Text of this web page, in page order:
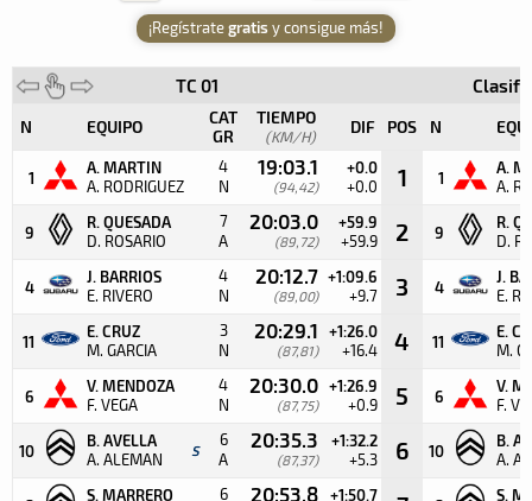
¡Regístrategratis y consigue más!
TC 01
N EQUIPO
CAT
GR
TIEMPO
(KM/H) DIF POS N
1
A. MARTIN
A. RODRIGUEZ
4
N
19:03.1
(94,42)
+0.0
+0.0 1 1
A.
A.
9
R. QUESADA
D. ROSARIO
7
A
20:03.0
(89,72)
+59.9
+59.9 2 9
R.
D.
4
J. BARRIOS
E. RIVERO
4
N
20:12.7
(89,00)
+1:09.6
+9.7 3 4
J.
E.
11
E. CRUZ
M. GARCIA
3
N
20:29.1
(87,81)
+1:26.0
+16.4 4 11
E.
M.
6
V. MENDOZA
F. VEGA
4
N
20:30.0
(87,75)
+1:26.9
+0.9 5 6
V.
F.
10
B. AVELLA
A. ALEMAN S
6
A
20:35.3
(87,37)
+1:32.2
+5.3 6 10
B.
A.
S. MARRERO
6
20:53.8 +1:50.7 S.